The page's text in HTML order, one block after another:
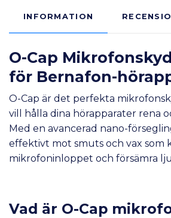
INFORMATION
O-Cap
för Bernafon-
O-Cap är det perfekta
vill hålla dina hörapparater rena
Med en avancerad nano-
effektivt mot smuts och vax som
mikrofoninloppet och försämra
Vad är O-Cap